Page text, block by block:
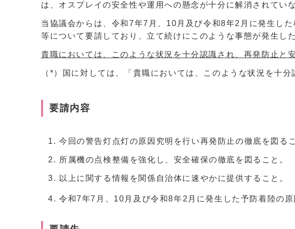
は、オスプレイの安全性や運用への懸念が十分に解消されてい
当協議会からは、令和7年7月、10月及び令和8年2月に発生し
等について要請しており、立て続けにこのような事態が発生し
貴職においては、このような状況を十分認識され、再発防止と
（*）国に対しては、「貴職においては、このような状況を十
要請内容
今回の警告灯点灯の原因究明を行い再発防止の徹底を図るこ
所属機の点検整備を強化し、安全確保の徹底を図ること。
以上に関する情報を関係自治体に速やかに提供すること。
令和7年7月、10月及び令和8年2月に発生した予防着陸の